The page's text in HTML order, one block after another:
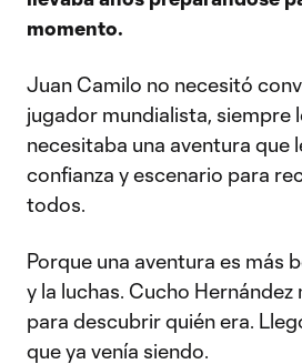
momento.
Juan Camilo no necesitó
jugador mundialista, siempre
necesitaba una aventura que
confianza y escenario para
todos.
Porque una aventura es más
y la luchas. Cucho Hernández
para descubrir quién era.
que ya venía siendo.